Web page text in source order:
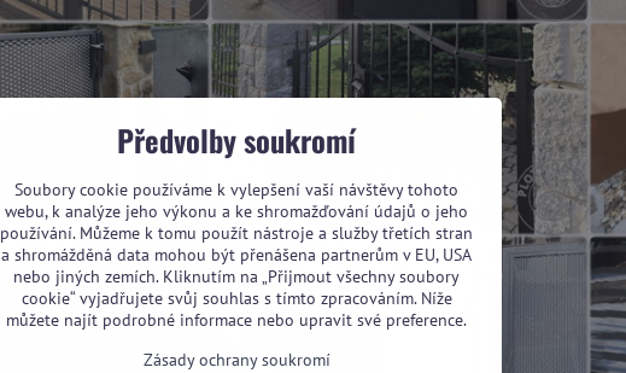
Předvolby soukromí
Soubory cookie používáme k vylepšení vaší návštěvy tohoto
webu, k analýze jeho výkonu a ke shromažďování údajů o jeho
používání. Můžeme k tomu použít nástroje a služby třetích stran
a shromážděná data mohou být přenášena partnerům v EU, USA
nebo jiných zemích. Kliknutím na „Přijmout všechny soubory
cookie“ vyjadřujete svůj souhlas s tímto zpracováním. Níže
můžete najít podrobné informace nebo upravit své preference.
Zásady ochrany soukromí